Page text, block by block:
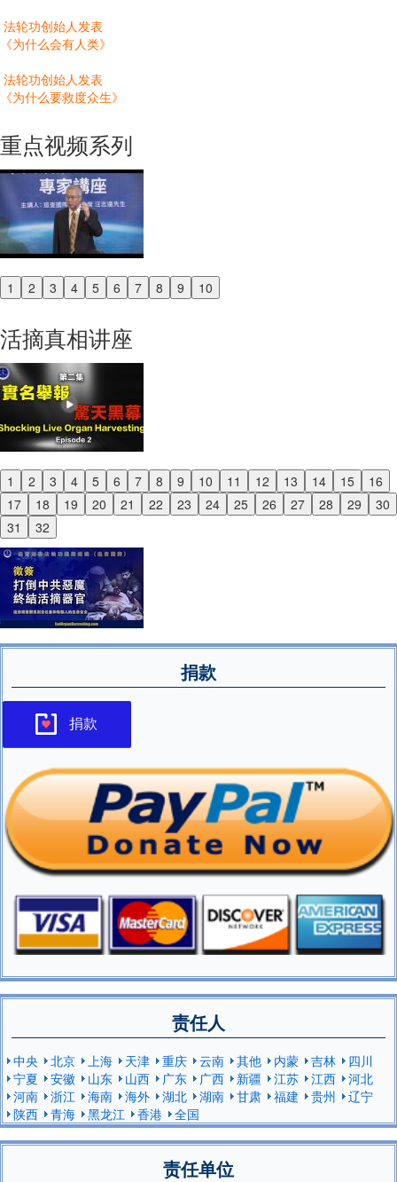
法轮功创始人发表
《为什么会有人类》
法轮功创始人发表
《为什么要救度众生》
重点视频系列
1 2 3 4 5 6 7 8 9 10
Previous
活摘真相讲座
1 2 3 4 5 6 7 8 9 10 11 12 13 14 15
16
17
18 19 20 21 22 23 24 25 26 27 28 29
30
31
32
Previous
Next
捐款
捐款
责任人
中央 北京 上海 天津 重庆 云南 其他 内蒙 吉林
四川
宁夏
安徽 山东 山西 广东 广西 新疆 江苏 江西
河北
河南
浙江 海南 海外 湖北 湖南 甘肃 福建 贵州
辽宁
陕西
青海 黑龙江 香港 全国
责任单位